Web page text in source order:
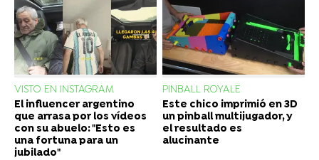
VISTO EN INSTAGRAM
El influencer argentino
que arrasa por los vídeos
con su abuelo: "Esto es
una fortuna para un
jubilado"
PINBALL ROYALE
Este chico imprimió en 3D
un pinball multijugador, y
el resultado es
alucinante